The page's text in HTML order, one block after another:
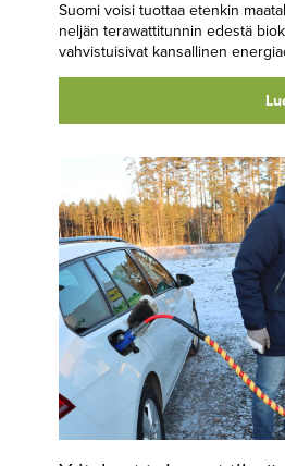
Suomi voisi tuottaa etenkin
neljän terawattitunnin edestä
vahvistuisivat kansallinen